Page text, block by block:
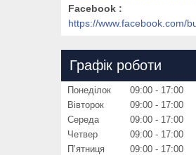
Facebook
Графік роботи
Понеділок 09:00
17:00
Вівторок
09:00
17:00
Середа
09:00
17:00
Четвер
09:00
17:00
Пʼятниця
09:00
17:00